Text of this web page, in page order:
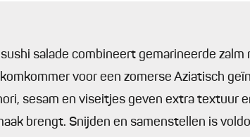
salade combineert gemarineerde
voor een zomerse Aziatisch
sesam en viseitjes geven extra textuur
brengt. Snijden en samenstellen is